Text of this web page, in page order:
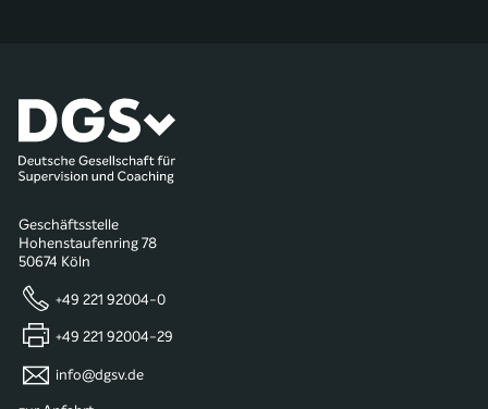
Geschäftsstelle
Hohenstaufenring 78
50674 Köln
+49 221 92004-0
+49 221 92004-29
info@dgsv.de